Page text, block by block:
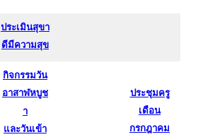
ประเมินสุขา
ดีมีความสุข
กิจกรรมวัน
อาสาฬหบูช
า
และวันเข้า
ประชุมครู
เดือน
กรกฎาคม